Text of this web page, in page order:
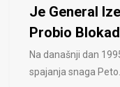
Je General
Probio
Na današnji dan
spajanja snaga Peto..